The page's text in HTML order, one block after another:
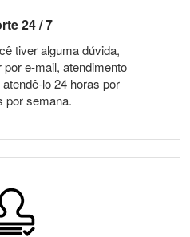
24 / 7
tiver alguma dúvida,
e-mail, atendimento
lo 24 horas por
por semana.